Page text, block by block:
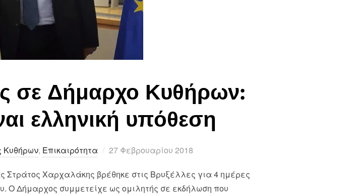
σε Δήμαρχο Κυθήρων:
ελληνική υπόθεση
Κυθήρων, Επικαιρότητα
Posted
27 Φεβρουαρίου 2018
Χαρχαλάκης βρέθηκε στις Βρυξέλλες για 4 ημέρες
Ο Δήμαρχος συμμετείχε ως ομιλητής σε εκδήλωση που